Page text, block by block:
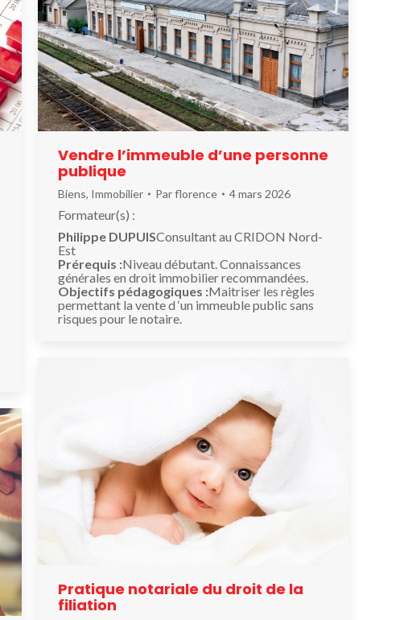
Vendre l’immeuble d’une personne
publique
Biens, Immobilier Parflorence 4 mars 2026
Formateur(s) :
Philippe DUPUISConsultant au CRIDON Nord-
Est
Prérequis :Niveau débutant. Connaissances
générales en droit immobilier recommandées.
Objectifs pédagogiques :Maitriser les règles
permettant la vente d ‘un immeuble public sans
risques pour le notaire.
Pratique notariale du droit de la
filiation